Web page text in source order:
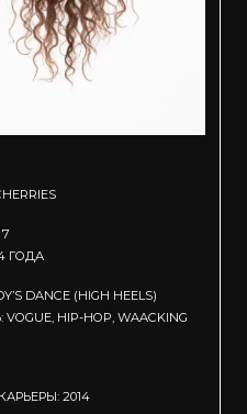
ГОДА
DANCE (HIGH HEELS)
HIP-HOP, WAACKING
2014